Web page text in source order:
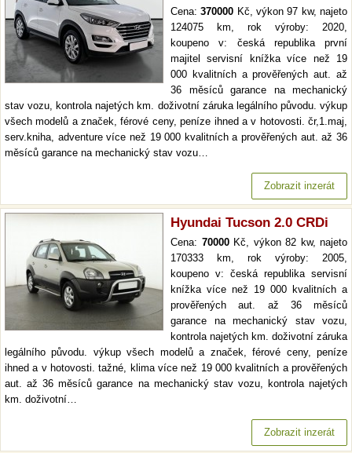
Cena:370000 Kč, výkon 97 kw, najeto
124075 km, rok výroby: 2020,
koupeno v: česká republika první
majitel servisní knížka více než 19
000 kvalitních a prověřených aut. až
36 měsíců garance na mechanický
stav vozu, kontrola najetých km. doživotní záruka legálního původu. výkup
všech modelů a značek, férové ceny, peníze ihned a v hotovosti. čr,1.maj,
serv.kniha, adventure více než 19 000 kvalitních a prověřených aut. až 36
měsíců garance na mechanický stav vozu…
Zobrazit inzerát
Hyundai Tucson 2.0 CRDi
Cena: 70000Kč, výkon 82 kw, najeto
170333 km, rok výroby: 2005,
koupeno v: česká republika servisní
knížka více než 19 000 kvalitních a
prověřených aut. až 36 měsíců
garance na mechanický stav vozu,
kontrola najetých km. doživotní záruka
legálního původu. výkup všech modelů a značek, férové ceny, peníze
ihned a v hotovosti. tažné, klima více než 19 000 kvalitních a prověřených
aut. až 36 měsíců garance na mechanický stav vozu, kontrola najetých
km. doživotní…
Zobrazit inzerát